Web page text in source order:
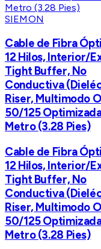
SIEMON
Cable de Fibra
12 Hilos, Interior/
Tight Buffer, No
Conductiva
Riser, Multimodo
50/125
Metro (3.28 Pies)
Cable de Fibra
12 Hilos, Interior/
Tight Buffer, No
Conductiva
Riser, Multimodo
50/125
Metro (3.28 Pies)